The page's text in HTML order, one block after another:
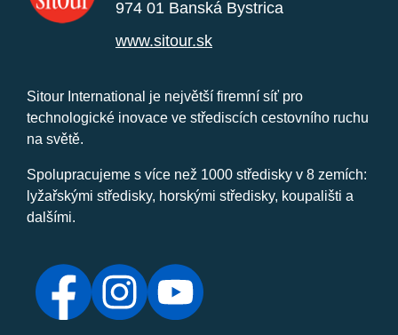
974 01 Banská Bystrica
www.sitour.sk
Sitour International je největší firemní síť pro
technologické inovace ve střediscích cestovního ruchu
na světě.
Spolupracujeme s více než 1000 středisky v 8 zemích:
lyžařskými středisky, horskými středisky, koupališti a
dalšími.